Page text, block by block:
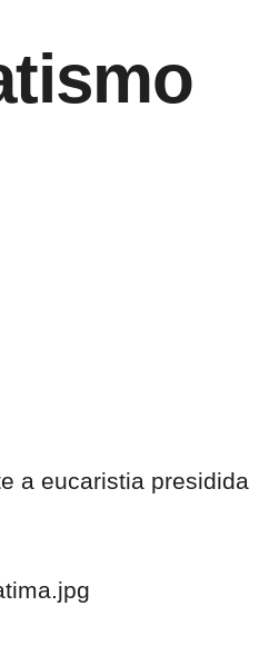
a eucaristia presidida